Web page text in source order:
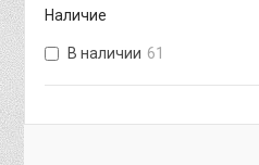
Наличие
В наличии 61